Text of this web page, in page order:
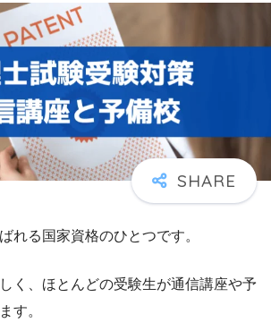
れる国家資格のひとつです。
く、ほとんどの受験生が通信講座や予
す。